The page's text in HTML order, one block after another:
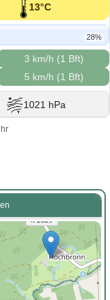
13°C
28%
3 km/h (1 Bft)
5 km/h (1 Bft)
1021 hPa